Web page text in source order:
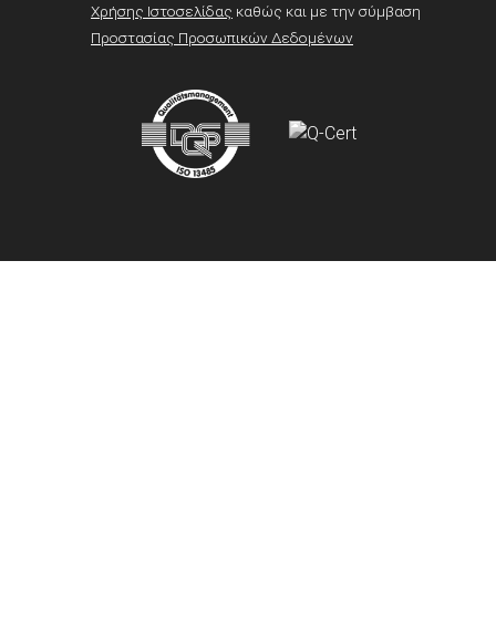
Χρήσης Ιστοσελίδας καθώς και με την σύμβαση
Προστασίας Προσωπικών Δεδομένων